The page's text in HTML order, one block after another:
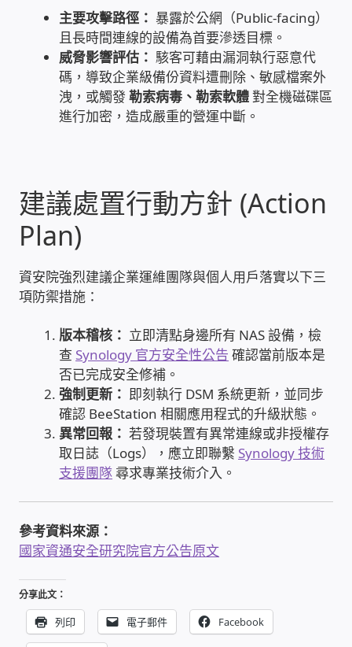
窗簾 窗飾 丈量安裝
電腦維修銷售
電腦維護合約
飛碟 不斷電 UPS / 穩壓器 AVR
遠距教學、在家辦公
數位廣告看板播放器
電腦 工具 軟體 手冊
網路規劃架設
NAS到府安裝服務
出租套房出租 網路維護管理 房東免煩惱
主要攻擊路徑： 暴露於公網（Public-facing）
且長時間連線的設備為首要滲透目標。
威脅影響評估： 駭客可藉由漏洞執行惡意代
碼，導致企業級備份資料遭刪除、敏感檔案外
洩，或觸發勒索病毒、勒索軟體對全機磁碟區
進行加密，造成嚴重的營運中斷。
建議處置行動方針 (Action
Plan)
資安院強烈建議企業運維團隊與個人用戶落實以下三
項防禦措施：
版本稽核： 立即清點身邊所有 NAS 設備，檢
查 Synology 官方安全性公告 確認當前版本是
否已完成安全修補。
強制更新： 即刻執行 DSM 系統更新，並同步
確認 BeeStation 相關應用程式的升級狀態。
異常回報： 若發現裝置有異常連線或非授權存
取日誌（Logs），應立即聯繫 Synology 技術
支援團隊尋求專業技術介入。
參考資料來源：
國家資通安全研究院官方公告原文
分享此文：
列印 電子郵件 Facebook